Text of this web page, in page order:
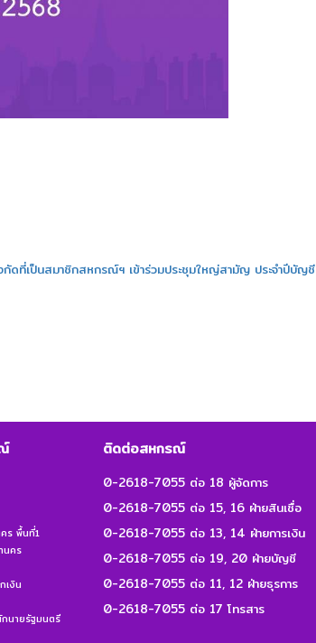
กัดที่เป็นสมาชิกสหกรณ์ฯ เข้าร่วมประชุมใหญ่สามัญ ประจำปีบัญชี
ร พื้นที่1
นคร
เงิน
นายรัฐมนตรี
ติดต่อสหกรณ์
0-2618-7055 ต่อ 18 ผู้จัดการ
0-2618-7055 ต่อ 15, 16 ฝ่ายสินเชื่อ
0-2618-7055 ต่อ 13, 14 ฝ่ายการเงิน
0-2618-7055 ต่อ 19, 20 ฝ่ายบัญชี
0-2618-7055 ต่อ 11, 12 ฝ่ายธุรการ
0-2618-7055 ต่อ 17 โทรสาร